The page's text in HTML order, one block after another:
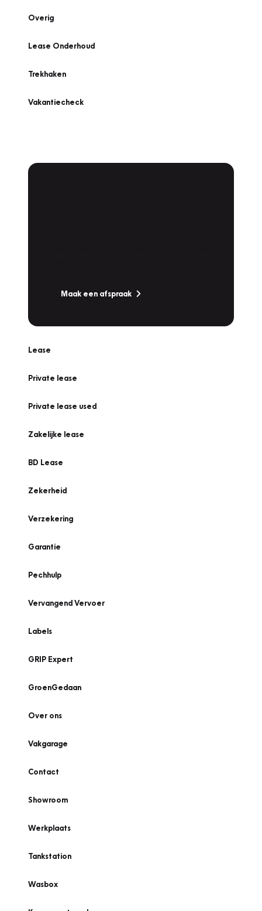
Overig
Lease Onderhoud
Trekhaken
Vakantiecheck
Maak een afspraak
Lease
Private lease
Private lease used
Zakelijke lease
BD Lease
Zekerheid
Verzekering
Garantie
Pechhulp
Vervangend Vervoer
Labels
GRIP Expert
GroenGedaan
Over ons
Vakgarage
Contact
Showroom
Werkplaats
Tankstation
Wasbox